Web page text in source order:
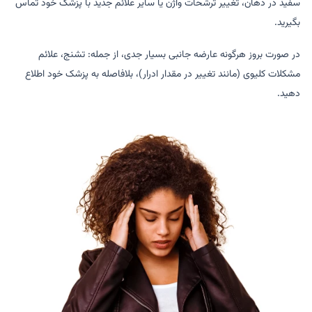
سفید در دهان، تغییر ترشحات واژن یا سایر علائم جدید با پزشک خود تماس
بگیرید.
در صورت بروز هرگونه عارضه جانبی بسیار جدی، از جمله: تشنج، علائم
مشکلات کلیوی (مانند تغییر در مقدار ادرار)، بلافاصله به پزشک خود اطلاع
دهید.